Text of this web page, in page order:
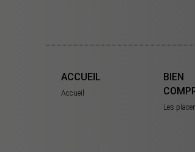
ACCUEIL
Accueil
BIEN
Les